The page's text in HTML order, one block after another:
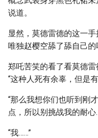
说道。
显然，莫德雷德的这一
唯独赵樱空舔了舔自己的
郑吒苦笑的看了看莫德
“这种人死有余辜，但是
“那么我想你们也听到刚
点，所以别挑战我的耐心
“我……”